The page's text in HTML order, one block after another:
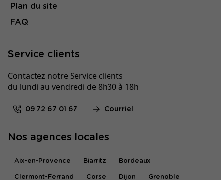
Plan du site
FAQ
Service clients
Contactez notre Service clients
du lundi au vendredi de 8h30 à 18h
09 72 67 01 67 Courriel
Nos agences locales
Aix-en-Provence Biarritz Bordeaux
Clermont-Ferrand Corse Dijon Grenoble